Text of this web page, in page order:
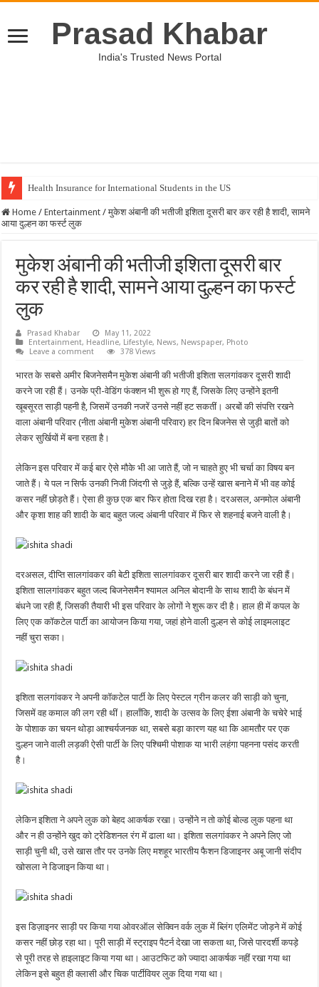
Prasad Khabar
India's Trusted News Portal
Health Insurance for International Students in the US
Unveiling the Best Medical Insurance Plans in the US
Home / Entertainment / मुकेश अंबानी की भतीजी इशिता दूसरी बार कर रही है शादी, सामने
आया दुल्हन का फर्स्ट लुक
मुकेश अंबानी की भतीजी इशिता दूसरी बार
कर रही है शादी, सामने आया दुल्हन का फर्स्ट
लुक
Prasad Khabar
May 11, 2022
Entertainment, Headline, Lifestyle, News, Newspaper, Photo
Leave a comment
378 Views
भारत के सबसे अमीर बिजनेसमैन मुकेश अंबानी की भतीजी इशिता सलगांवकर दूसरी शादी
करने जा रही हैं। उनके प्री-वेडिंग फंक्शन भी शुरू हो गए हैं, जिसके लिए उन्होंने इतनी
खूबसूरत साड़ी पहनी है, जिसमें उनकी नजरें उनसे नहीं हट सकतीं। अरबों की संपत्ति रखने
वाला अंबानी परिवार (नीता अंबानी मुकेश अंबानी परिवार) हर दिन बिजनेस से जुड़ी बातों को
लेकर सुर्खियों में बना रहता है।
लेकिन इस परिवार में कई बार ऐसे मौके भी आ जाते हैं, जो न चाहते हुए भी चर्चा का विषय बन
जाते हैं। ये पल न सिर्फ उनकी निजी जिंदगी से जुड़े हैं, बल्कि उन्हें खास बनाने में भी वह कोई
कसर नहीं छोड़ते हैं। ऐसा ही कुछ एक बार फिर होता दिख रहा है। दरअसल, अनमोल अंबानी
और कृशा शाह की शादी के बाद बहुत जल्द अंबानी परिवार में फिर से शहनाई बजने वाली है।
दरअसल, दीप्ति सालगांवकर की बेटी इशिता सालगांवकर दूसरी बार शादी करने जा रही हैं।
इशिता सालगांवकर बहुत जल्द बिजनेसमैन श्यामल अनिल बोदानी के साथ शादी के बंधन में
बंधने जा रही हैं, जिसकी तैयारी भी इस परिवार के लोगों ने शुरू कर दी है। हाल ही में कपल के
लिए एक कॉकटेल पार्टी का आयोजन किया गया, जहां होने वाली दुल्हन से कोई लाइमलाइट
नहीं चुरा सका।
इशिता सलगांवकर ने अपनी कॉकटेल पार्टी के लिए पेस्टल ग्रीन कलर की साड़ी को चुना,
जिसमें वह कमाल की लग रही थीं। हालाँकि, शादी के उत्सव के लिए ईशा अंबानी के चचेरे भाई
के पोशाक का चयन थोड़ा आश्चर्यजनक था, सबसे बड़ा कारण यह था कि आमतौर पर एक
दुल्हन जाने वाली लड़की ऐसी पार्टी के लिए पश्चिमी पोशाक या भारी लहंगा पहनना पसंद करती
है।
लेकिन इशिता ने अपने लुक को बेहद आकर्षक रखा। उन्होंने न तो कोई बोल्ड लुक पहना था
और न ही उन्होंने खुद को ट्रेडिशनल रंग में ढाला था। इशिता सलगांवकर ने अपने लिए जो
साड़ी चुनी थी, उसे खास तौर पर उनके लिए मशहूर भारतीय फैशन डिजाइनर अबू जानी संदीप
खोसला ने डिजाइन किया था।
इस डिज़ाइनर साड़ी पर किया गया ओवरऑल सेक्विन वर्क लुक में ब्लिंग एलिमेंट जोड़ने में कोई
कसर नहीं छोड़ रहा था। पूरी साड़ी में स्ट्राइप पैटर्न देखा जा सकता था, जिसे पारदर्शी कपड़े
से पूरी तरह से हाइलाइट किया गया था। आउटफिट को ज्यादा आकर्षक नहीं रखा गया था
लेकिन इसे बहुत ही क्लासी और चिक पार्टीवियर लुक दिया गया था।